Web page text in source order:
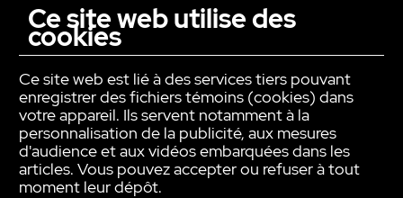
La confiance avant tout
Ce site web utilise des
cookies
Ce site web est lié à des services tiers pouvant
enregistrer des fichiers témoins (cookies) dans
votre appareil. Ils servent notamment à la
personnalisation de la publicité, aux mesures
d'audience et aux vidéos embarquées dans les
articles. Vous pouvez accepter ou refuser à tout
moment leur dépôt.